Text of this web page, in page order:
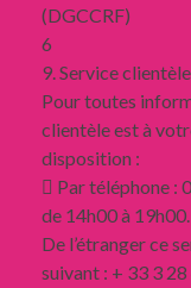
(DGCCRF)
6
9. Service
Pour toutes
clientèle est à
disposition :
 Par téléphone :
de 14h00 à 19h00.
De l’étranger ce
suivant : + 33 3